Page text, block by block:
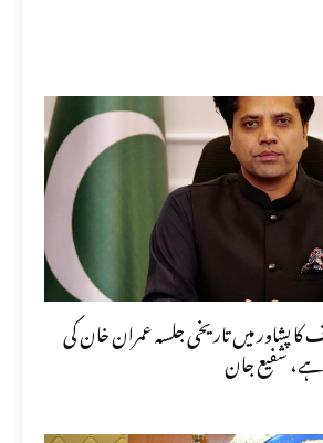
پشاور میں تاریخی جلسہ عمران خان کی
ہے، شفیع جان